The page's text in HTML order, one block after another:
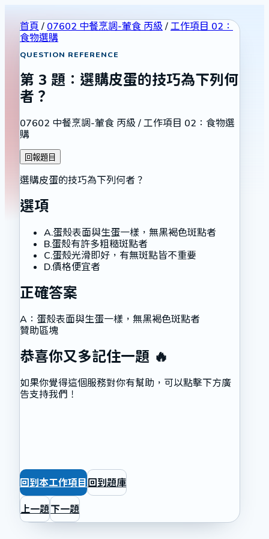
首頁 / 07602 中餐烹調-葷食 丙級 / 工作項目 02：
食物選購
QUESTION REFERENCE
第 3 題： 選購皮蛋的技巧為下列何
者？
07602 中餐烹調-葷食 丙級 / 工作項目 02：食物選
購
回報題目
選購皮蛋的技巧為下列何者？
選項
A.蛋殼表面與生蛋一樣，無黑褐色斑點者
B.蛋殼有許多粗糙斑點者
C.蛋殼光滑即好，有無斑點皆不重要
D.價格便宜者
正確答案
A ： 蛋殼表面與生蛋一樣，無黑褐色斑點者
贊助區塊
恭喜你又多記住一題 🔥
如果你覺得這個服務對你有幫助，可以點擊下方廣
告支持我們！
回到本工作項目 回到題庫
上一題下一題